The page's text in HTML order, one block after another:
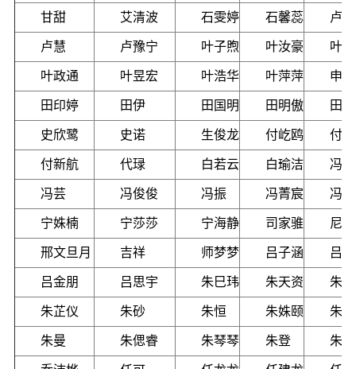
甘甜 艾清波 石雯婷 石馨蕊 卢
卢慧 卢豫宁 叶子煦 叶汝豪 叶
叶政通 叶昱宏 叶浩华 叶萍萍 申
田印婷 田伊 田国明 田明傲 田
史欣鹭 史诺 生俊龙 付屹鸥 付
付新航 代琭 白若云 白瑜洁 冯
冯芸 冯俊俊 冯振 冯菁宸 冯
宁姝楠 宁莎莎 宁海静 司家骓 尼
邢文旦月 吉祥 师梦梦 吕子涵 吕
吕金朋 吕思宇 朱巳玮 朱天资 朱
朱芷仪 朱砂 朱恒 朱姝颐 朱
朱曼 朱偲睿 朱琴琴 朱登 朱